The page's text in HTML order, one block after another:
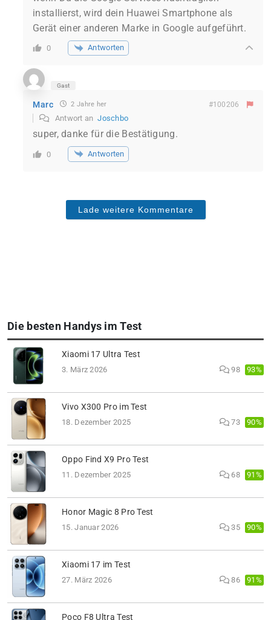
installierst, wird dein Huawei Smartphone als
Gerät einer anderen Marke in Google aufgeführt.
0 Antworten
Gast
Marc 2 Jahre her #100206
Antwort anJoschbo
super, danke für die Bestätigung.
0 Antworten
Lade weitere Kommentare
Die besten Handys im Test
Xiaomi 17 Ultra Test
3. März 2026 98 93%
Vivo X300 Pro im Test
18. Dezember 2025 73 90%
Oppo Find X9 Pro Test
11. Dezember 2025 68 91%
Honor Magic 8 Pro Test
15. Januar 2026 35 90%
Xiaomi 17 im Test
27. März 2026 86 91%
Poco F8 Ultra Test